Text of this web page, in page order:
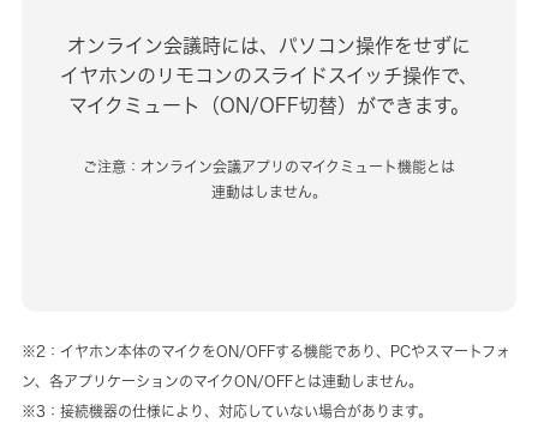
オンライン会議時には、パソコン操作をせずに
イヤホンのリモコンのスライドスイッチ操作で、
マイクミュート（ON/OFF切替）ができます。
ご注意：オンライン会議アプリのマイクミュート機能とは
連動はしません。
※2：イヤホン本体のマイクをON/OFFする機能であり、PCやスマートフォ
ン、各アプリケーションのマイクON/OFFとは連動しません。
※3：接続機器の仕様により、対応していない場合があります。